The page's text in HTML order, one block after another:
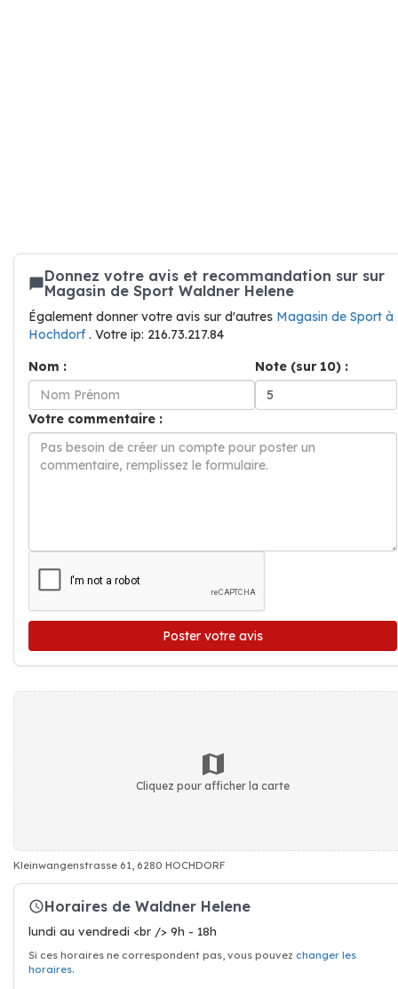
Donnez votre avis et recommandation sur sur
Magasin de Sport Waldner Helene
Également donner votre avis sur d'autres Magasin de Sport à
Hochdorf. Votre ip: 216.73.217.84
Nom :
Note (sur 10) :
Votre commentaire :
Poster votre avis
Cliquez pour afficher la carte
Kleinwangenstrasse 61, 6280 HOCHDORF
Horaires de Waldner Helene
lundi au vendredi <br /> 9h - 18h
Si ces horaires ne correspondent pas, vous pouvez changer les
horaires.